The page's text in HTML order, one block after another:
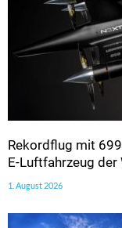
Rekordflug mit
E-Luftfahrzeug der
1. August 2026